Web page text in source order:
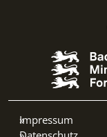
Impressum